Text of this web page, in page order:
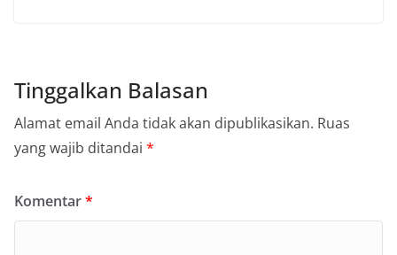
Tinggalkan Balasan
Alamat email Anda tidak akan dipublikasikan. Ruas
yang wajib ditandai *
Komentar*